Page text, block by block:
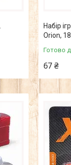
Набір
Orion,
Готово
67 ₴